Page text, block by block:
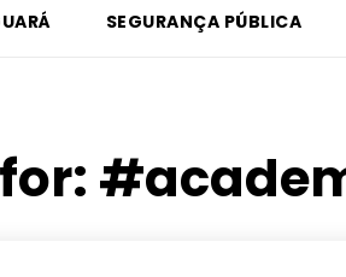
SEGURANÇA PÚBLICA